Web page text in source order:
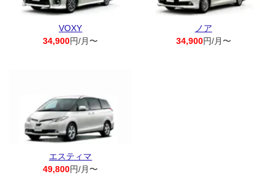
VOXY
34,900円/月〜
ノア
34,900円/月〜
エスティマ
49,800円/月〜